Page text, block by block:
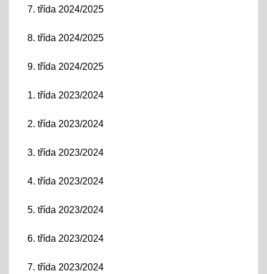
7. třída 2024/2025
8. třída 2024/2025
9. třída 2024/2025
1. třída 2023/2024
2. třída 2023/2024
3. třída 2023/2024
4. třída 2023/2024
5. třída 2023/2024
6. třída 2023/2024
7. třída 2023/2024